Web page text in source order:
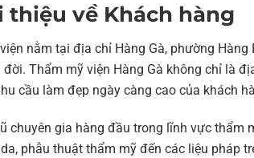
thiệu về Khách hàng
nằm tại địa chỉ Hàng Gà, phường
Thẩm mỹ viện Hàng Gà không chỉ là
cầu làm đẹp ngày càng cao của khách
chuyên gia hàng đầu trong lĩnh vực thẩm
phẫu thuật thẩm mỹ đến các liệu pháp